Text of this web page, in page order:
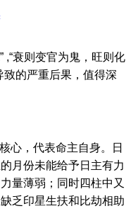
,“衰则变官为鬼，旺则化
致的严重后果，值得深
心，代表命主自身。日
月份未能给予日主有力
量薄弱；同时四柱中又
乏印星生扶和比劫相助